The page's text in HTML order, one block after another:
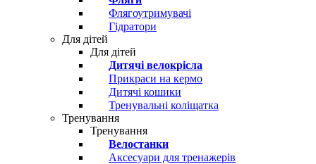
Флягоутримувачі
Гідратори
Для дітей
Для дітей
Дитячі велокрісла
Прикраси на кермо
Дитячі кошики
Тренувальні коліщатка
Тренування
Тренування
Велостанки
Аксесуари для тренажерів